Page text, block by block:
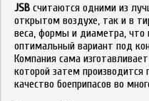
JSB считаются одними из
открытом воздухе, так и в
веса, формы и диаметра, что
оптимальный вариант под
Компания сама
которой затем производится
качество боеприпасов во